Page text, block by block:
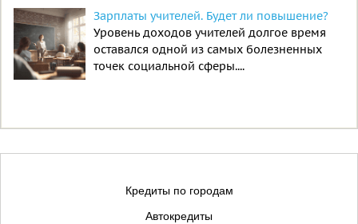
Зарплаты учителей. Будет ли повышение?
Уровень доходов учителей долгое время
оставался одной из самых болезненных
точек социальной сферы....
Кредиты по городам
Автокредиты